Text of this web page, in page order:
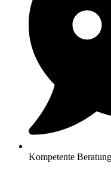
Kompetente Beratung